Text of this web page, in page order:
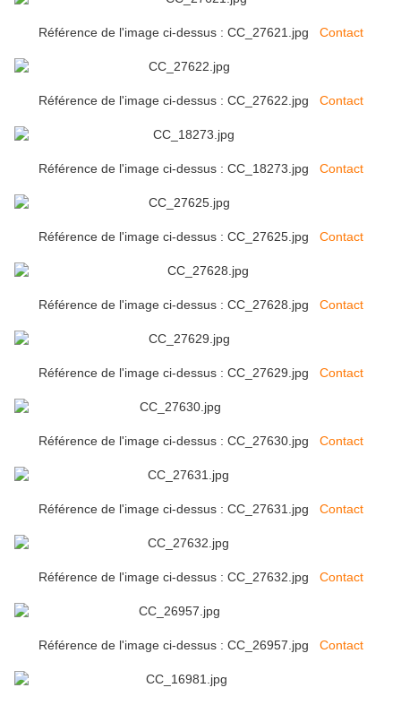
Référence de l'image ci-dessus : CC_27621.jpg Contact
Référence de l'image ci-dessus : CC_27622.jpg Contact
Référence de l'image ci-dessus : CC_18273.jpg Contact
Référence de l'image ci-dessus : CC_27625.jpg Contact
Référence de l'image ci-dessus : CC_27628.jpg Contact
Référence de l'image ci-dessus : CC_27629.jpg Contact
Référence de l'image ci-dessus : CC_27630.jpg Contact
Référence de l'image ci-dessus : CC_27631.jpg Contact
Référence de l'image ci-dessus : CC_27632.jpg Contact
Référence de l'image ci-dessus : CC_26957.jpg Contact